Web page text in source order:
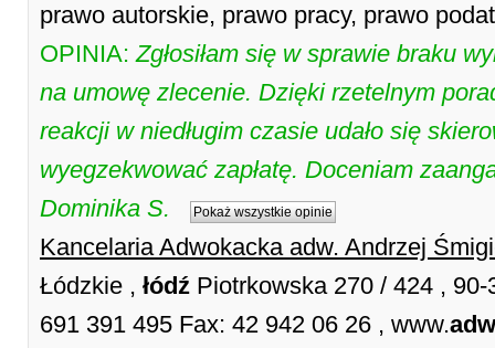
prawo autorskie, prawo pracy, prawo
OPINIA:Zgłosiłam się w sprawie braku
na umowę zlecenie. Dzięki rzetelnym
reakcji w niedługim czasie udało się
wyegzekwować zapłatę. Doceniam
Dominika S.
Pokaż wszystkie opinie
Kancelaria Adwokacka adw. Andrzej
Łódzkie , łódź Piotrkowska 270 / 424 ,
691 391 495 Fax: 42 942 06 26 , www.